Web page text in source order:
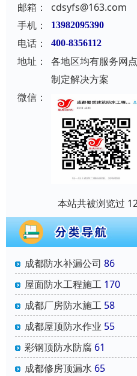
邮箱：
cdsyfs@163.com
手机：
13982095390
电话： 400-8356112
地址：
各地区均有服务网
制定解决方案
微信：
本站共被浏览过
成都防水补漏公司 86
屋面防水工程施工 170
成都厂房防水施工 58
成都屋顶防水作业 55
彩钢顶防水防腐 61
成都修房顶漏水 65